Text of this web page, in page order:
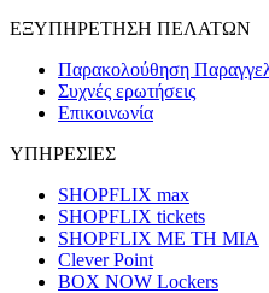
ΕΞΥΠΗΡΕΤΗΣΗ ΠΕΛΑΤΩΝ
Παρακολούθηση
Συχνές ερωτήσεις
Επικοινωνία
ΥΠΗΡΕΣΙΕΣ
SHOPFLIX max
SHOPFLIX tickets
SHOPFLIX ΜΕ ΤΗ ΜΙΑ
Clever Point
BOX NOW Lockers